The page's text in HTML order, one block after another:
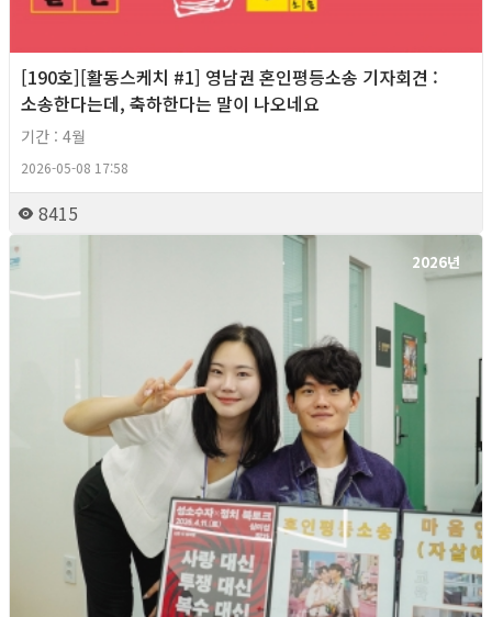
[190호][활동스케치 #1] 영남권 혼인평등소송 기자회견​ :
소송한다는데, 축하한다는 말이 나오네요
기간 : 4월
2026-05-08 17:58
8415
2026년